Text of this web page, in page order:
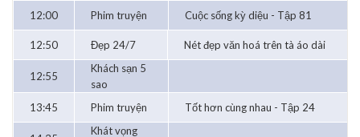
12:00
Phim truyện Cuộc sống kỳ diệu - Tập 81
12:50 Đẹp 24/7 Nét đẹp văn hoá trên tà áo dài
12:55
Khách sạn 5
sao
13:45
Phim truyện Tốt hơn cùng nhau - Tập 24
Khát vọng